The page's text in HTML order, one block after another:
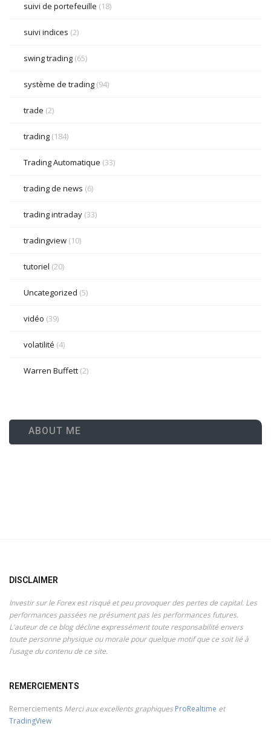
suivi de portefeuille (18)
suivi indices (2)
swing trading (65)
système de trading (94)
trade (2)
trading (184)
Trading Automatique (33)
trading de news (6)
trading intraday (33)
tradingview (10)
tutoriel (20)
Uncategorized (5)
vidéo (39)
volatilité (4)
Warren Buffett (2)
ABOUT ME
DISCLAIMER
Investir sur le Forex est risqué et peu provoquer des pertes de capital. Les
performances passées ne présument pas les performances futures.
L'auteur de ce blog décline expressément toute responsabilité envers
toute personne physique ou morale pour quelque motif que ce soit lié à
l’usage du contenu de ce site.
REMERCIEMENTS
Remerciements Merci aux excellents graphiques ProRealtime et
TradingView